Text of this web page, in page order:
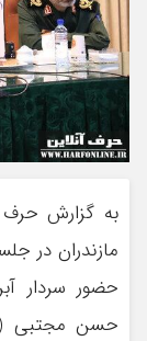
به گزارش حرف
مازندران در
حضور سردار
حسن مجتبی